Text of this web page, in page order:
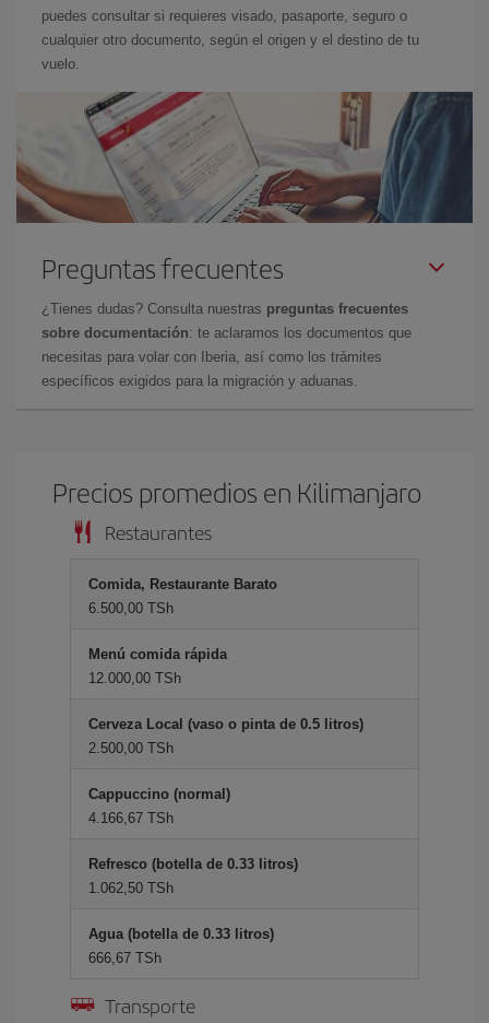
puedes consultar si requieres visado, pasaporte, seguro o
cualquier otro documento, según el origen y el destino de tu
vuelo.
Preguntas frecuentes
¿Tienes dudas? Consulta nuestras preguntas frecuentes
sobre documentación: te aclaramos los documentos que
necesitas para volar con Iberia, así como los trámites
específicos exigidos para la migración y aduanas.
Precios promedios en Kilimanjaro
Restaurantes
Comida, Restaurante Barato
6.500,00 TSh
Menú comida rápida
12.000,00 TSh
Cerveza Local (vaso o pinta de 0.5 litros)
2.500,00 TSh
Cappuccino (normal)
4.166,67 TSh
Refresco (botella de 0.33 litros)
1.062,50 TSh
Agua (botella de 0.33 litros)
666,67 TSh
Transporte